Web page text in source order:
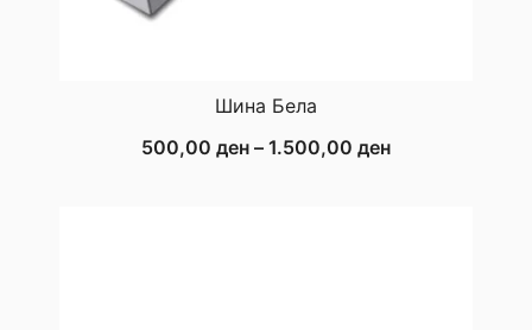
Шина Бела
500,00 ден – 1.500,00 денPrice